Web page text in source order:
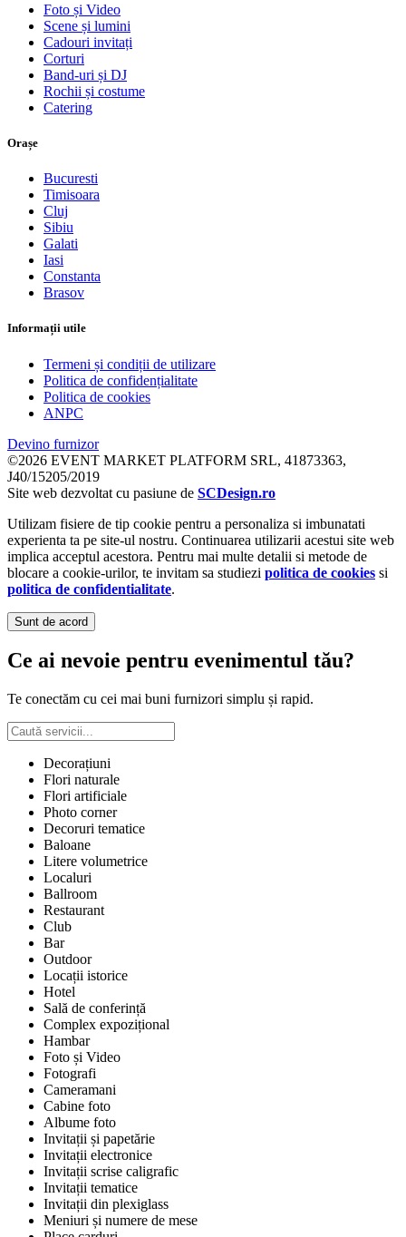
Foto și Video
Scene și lumini
Cadouri invitați
Corturi
Band-uri și DJ
Rochii și costume
Catering
Orașe
Bucuresti
Timisoara
Cluj
Sibiu
Galati
Iasi
Constanta
Brasov
Informații utile
Termeni și condiții de utilizare
Politica de confidențialitate
Politica de cookies
ANPC
Devino furnizor
©2026 EVENT MARKET PLATFORM SRL, 41873363,
J40/15205/2019
Site web dezvoltat cu pasiune de SCDesign.ro
Utilizam fisiere de tip cookie pentru a personaliza si imbunatati
experienta ta pe site-ul nostru. Continuarea utilizarii acestui site web
implica acceptul acestora. Pentru mai multe detalii si metode de
blocare a cookie-urilor, te invitam sa studiezi politica de cookies si
politica de confidentialitate.
Sunt de acord
Ce ai nevoie pentru evenimentul tău?
Te conectăm cu cei mai buni furnizori simplu și rapid.
Decorațiuni
Flori naturale
Flori artificiale
Photo corner
Decoruri tematice
Baloane
Litere volumetrice
Localuri
Ballroom
Restaurant
Club
Bar
Outdoor
Locații istorice
Hotel
Sală de conferință
Complex expozițional
Hambar
Foto și Video
Fotografi
Cameramani
Cabine foto
Albume foto
Invitații și papetărie
Invitații electronice
Invitații scrise caligrafic
Invitații tematice
Invitații din plexiglass
Meniuri și numere de mese